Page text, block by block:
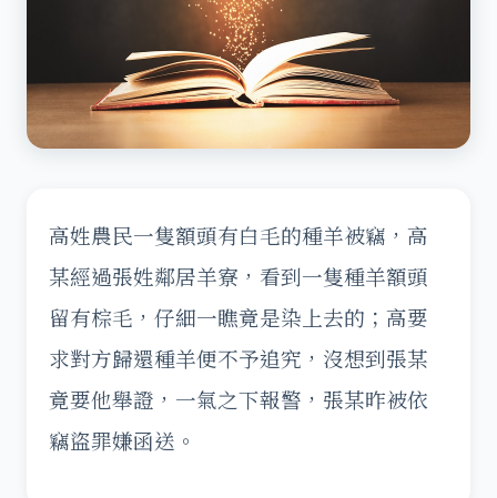
高姓農民一隻額頭有白毛的種羊被竊，高
某經過張姓鄰居羊寮，看到一隻種羊額頭
留有棕毛，仔細一瞧竟是染上去的；高要
求對方歸還種羊便不予追究，沒想到張某
竟要他舉證，一氣之下報警，張某昨被依
竊盜罪嫌函送。